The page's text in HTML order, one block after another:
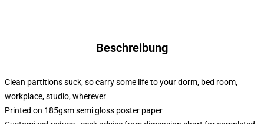
Beschreibung
Clean partitions suck, so carry some life to your dorm, bed room,
workplace, studio, wherever
Printed on 185gsm semi gloss poster paper